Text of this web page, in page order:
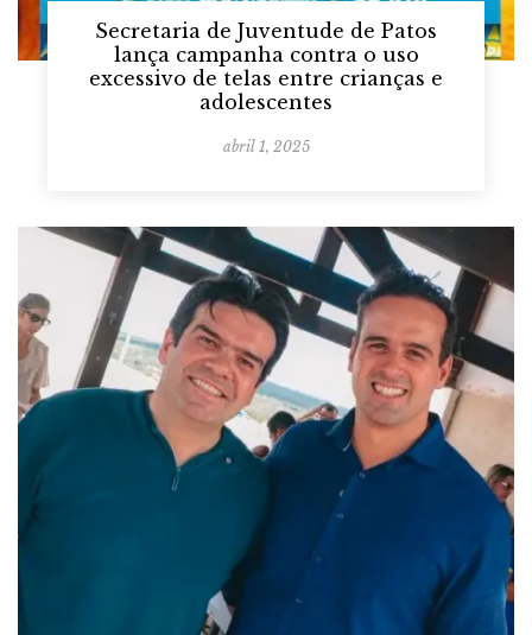
Secretaria de Juventude de Patos
lança campanha contra o uso
excessivo de telas entre crianças e
adolescentes
abril 1, 2025